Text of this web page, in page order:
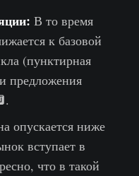
В то время
к базовой
(пунктирная
предложения
опускается ниже
вступает в
что в такой